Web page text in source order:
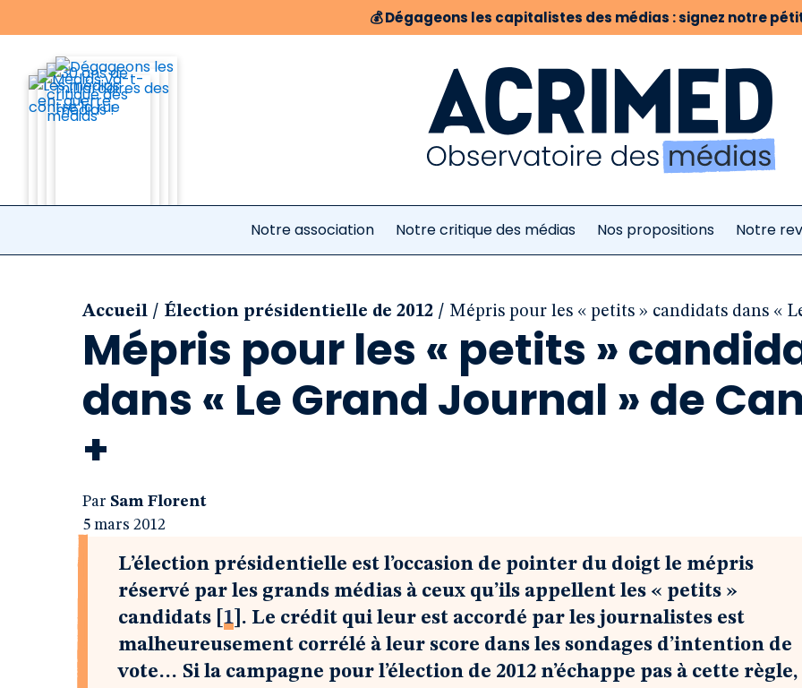
💰Dégageons les capitalistes des médias : signez notre
Notre association Notre critique des médias Nos propositions Notre
Accueil / Élection présidentielle de 2012 / Mépris pour les « petits » candidats dans «
Mépris pour les « petits »
dans « Le Grand Journal » de
+
Par Sam Florent
5 mars 2012
L’élection présidentielle est l’occasion de pointer du doigt le mépris
réservé par les grands médias à ceux qu’ils appellent les « petits »
candidats
1 . Le crédit qui leur est accordé par les journalistes est
malheureusement corrélé à leur score dans les sondages d’intention de
vote… Si la campagne pour l’élection de 2012 n’échappe pas à cette règle,